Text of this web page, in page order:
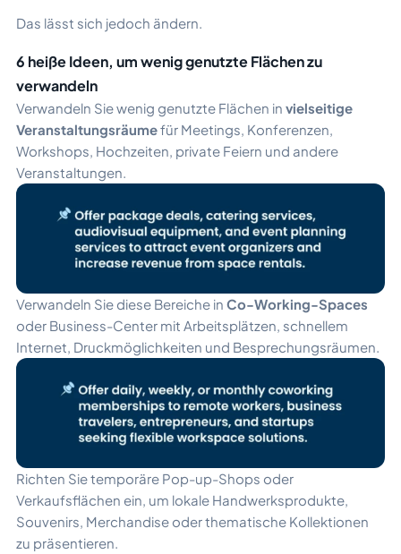
Das lässt sich jedoch ändern.
6 heiße Ideen, um wenig genutzte Flächen zu
verwandeln
Verwandeln Sie wenig genutzte Flächen in vielseitige
Veranstaltungsräumefür Meetings, Konferenzen,
Workshops, Hochzeiten, private Feiern und andere
Veranstaltungen.
Verwandeln Sie diese Bereiche in Co-Working-Spaces
oder Business-Center mit Arbeitsplätzen, schnellem
Internet, Druckmöglichkeiten und Besprechungsräumen.
Richten Sie temporäre Pop-up-Shops oder
Verkaufsflächen ein, um lokale Handwerksprodukte,
Souvenirs, Merchandise oder thematische Kollektionen
zu präsentieren.